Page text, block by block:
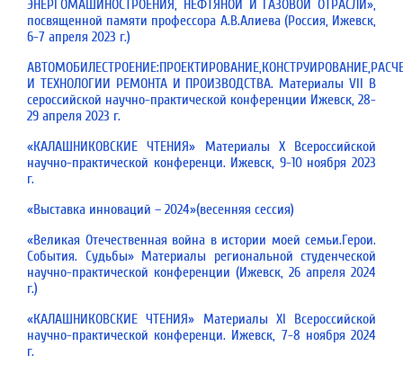
ЭНЕРГОМАШИНОСТРОЕНИЯ, НЕФТЯНОЙ И ГАЗОВОЙ ОТРАСЛИ»,
посвященной памяти профессора А.В.Алиева (Россия, Ижевск,
6-7 апреля 2023 г.)
И ТЕХНОЛОГИИ РЕМОНТА И ПРОИЗВОДСТВА. Материалы VII В
сероссийской научно-практической конференции Ижевск, 28-
29 апреля 2023 г.
«КАЛАШНИКОВСКИЕ ЧТЕНИЯ» Материалы Х Всероссийской
научно-практической конференци. Ижевск, 9-10 ноября 2023
г.
«Выставка инноваций – 2024»(весенняя сессия)
«Великая Отечественная война в истории моей семьи.Герои.
События. Судьбы» Материалы региональной студенческой
научно-практической конференции (Ижевск, 26 апреля 2024
г.)
«КАЛАШНИКОВСКИЕ ЧТЕНИЯ» Материалы ХI Всероссийской
научно-практической конференци. Ижевск, 7-8 ноября 2024
г.